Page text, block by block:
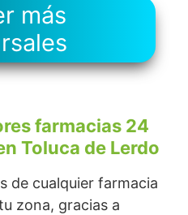
más
farmacias 24
Toluca de Lerdo
de cualquier farmacia
zona, gracias a